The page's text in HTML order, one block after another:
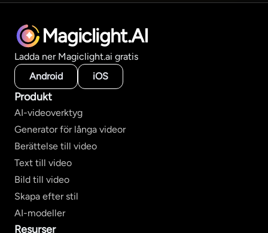
Magiclight.AI
Ladda ner Magiclight.ai gratis
Android
iOS
Produkt
AI-videoverktyg
Generator för långa videor
Berättelse till video
Text till video
Bild till video
Skapa efter stil
AI-modeller
Resurser